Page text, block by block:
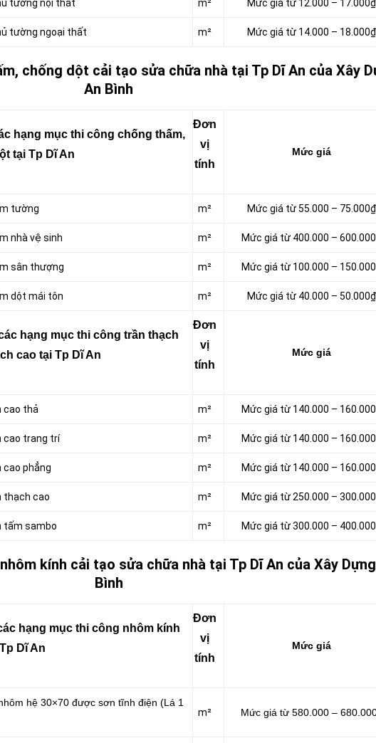
tường nội thất m² Mức giá từ 12.000 – 17.000₫
tường ngoại thất m² Mức giá từ 14.000 – 18.000₫
chống dột cải tạo sửa chữa nhà tại Tp Dĩ An của Xây
An Bình
hạng mục thi công chống thấm,
tại Tp Dĩ An
Đơn
vị
tính
Mức giá
tường m² Mức giá từ 55.000 – 75.000₫
nhà vệ sinh m² Mức giá từ 400.000 –
sân thượng m² Mức giá từ 100.000 –
dột mái tôn m² Mức giá từ 40.000 – 50.000₫
hạng mục thi công trần thạch
cao tại Tp Dĩ An
Đơn
vị
tính
Mức giá
cao thả m² Mức giá từ 140.000 –
cao trang trí m² Mức giá từ 140.000 –
cao phẳng m² Mức giá từ 140.000 –
thạch cao m² Mức giá từ 250.000 –
tấm sambo m² Mức giá từ 300.000 –
kính cải tạo sửa chữa nhà tại Tp Dĩ An của Xây
Bình
hạng mục thi công nhôm kính
Dĩ An
Đơn
vị
tính
Mức giá
hệ 30×70 được sơn tĩnh điện (Lá 1
m² Mức giá từ 580.000 –